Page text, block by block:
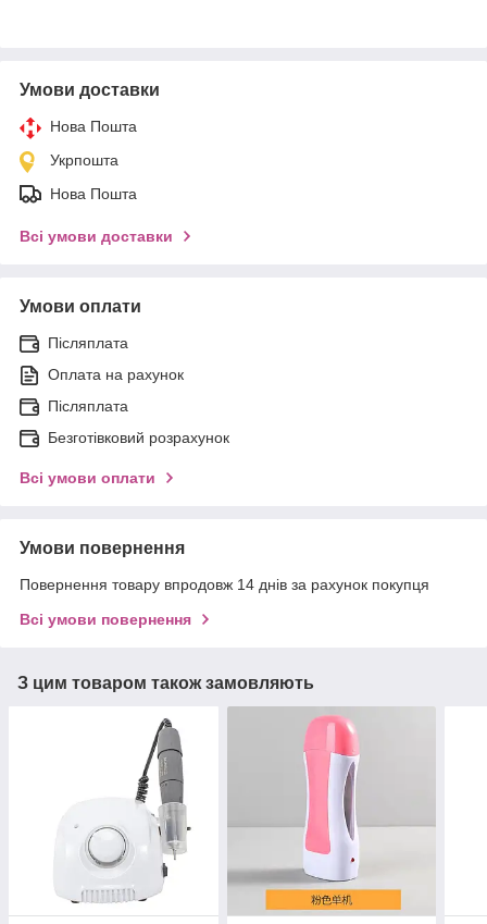
Умови доставки
Нова Пошта
Укрпошта
Нова Пошта
Всі умови доставки
Умови оплати
Післяплата
Оплата на рахунок
Післяплата
Безготівковий розрахунок
Всі умови оплати
Умови повернення
Повернення товару впродовж 14 днів за рахунок покупця
Всі умови повернення
З цим товаром також замовляють